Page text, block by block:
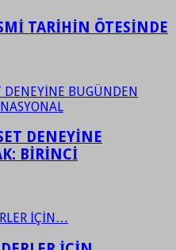
TARİHİN ÖTESİNDE
DENEYİNE
BİRİNCİ